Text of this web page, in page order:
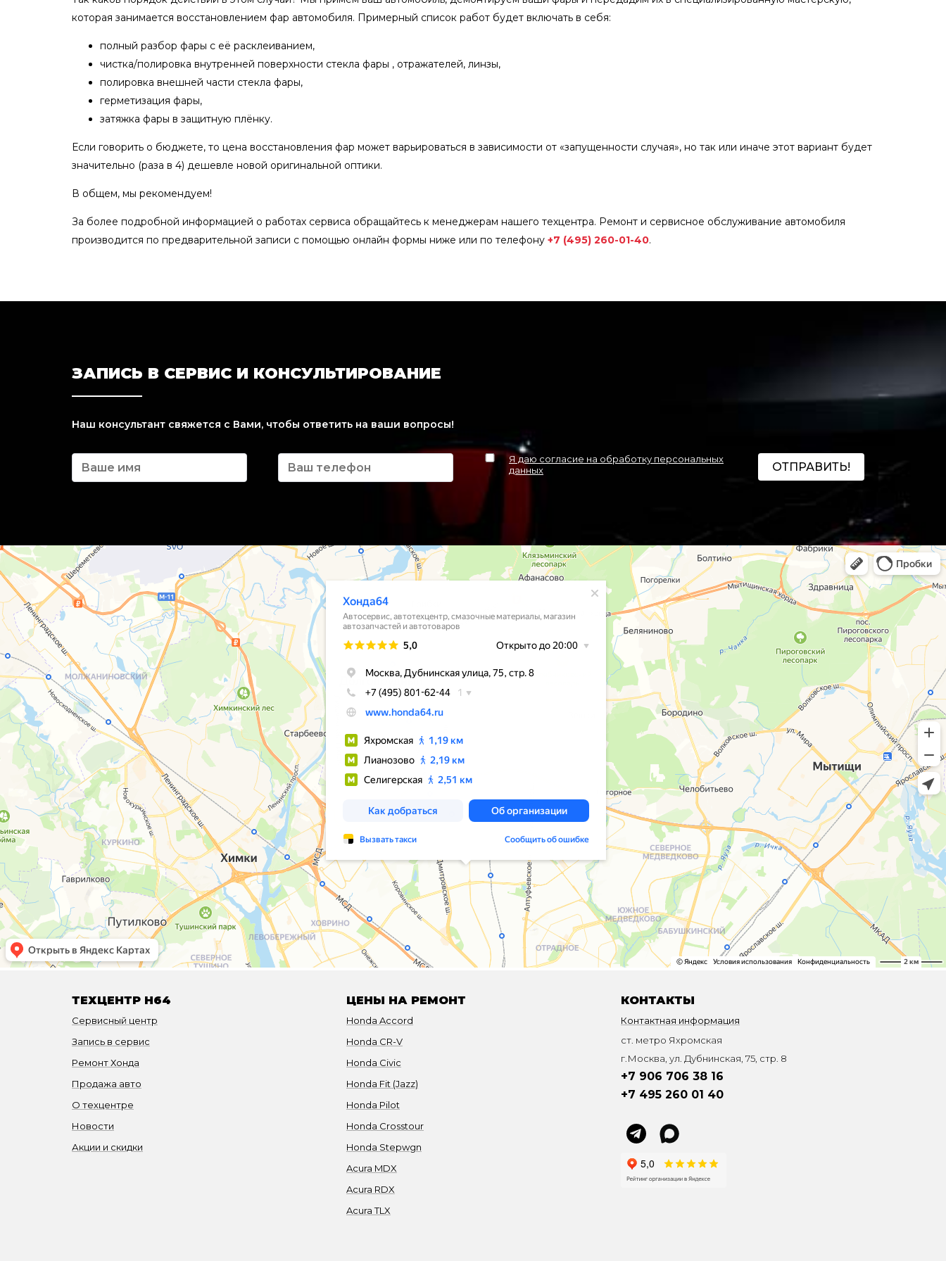
которая занимается восстановлением фар автомобиля. Примерный список работ будет включать в себя:
полный разбор фары с её расклеиванием,
чистка/полировка внутренней поверхности стекла фары , отражателей, линзы,
полировка внешней части стекла фары,
герметизация фары,
затяжка фары в защитную плёнку.
Если говорить о бюджете, то цена восстановления фар может варьироваться в зависимости от «запущенности случая», но так или иначе этот вариант будет
значительно (раза в 4) дешевле новой оригинальной оптики.
В общем, мы рекомендуем!
За более подробной информацией о работах сервиса обращайтесь к менеджерам нашего техцентра. Ремонт и сервисное обслуживание автомобиля
производится по предварительной записи с помощью онлайн формы ниже или по телефону +7 (495) 260-01-40.
ЗАПИСЬ В СЕРВИС И КОНСУЛЬТИРОВАНИЕ
Наш консультант свяжется с Вами, чтобы ответить на ваши вопросы!
Я даю согласие на обработку персональных
данных
ТЕХЦЕНТР H64
Сервисный центр
Запись в сервис
Ремонт Хонда
Продажа авто
О техцентре
Новости
Акции и скидки
ЦЕНЫ НА РЕМОНТ
Honda Accord
Honda CR-V
Honda Civic
Honda Fit (Jazz)
Honda Pilot
Honda Crosstour
Honda Stepwgn
Acura MDX
Acura RDX
Acura TLX
КОНТАКТЫ
Контактная информация
ст. метро Яхромская
г.Москва, ул. Дубнинская, 75, стр. 8
+7 906 706 38 16
+7 495 260 01 40